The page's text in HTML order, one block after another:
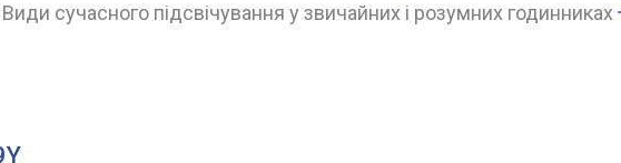
Види сучасного підсвічування у звичайних і розумних годинниках